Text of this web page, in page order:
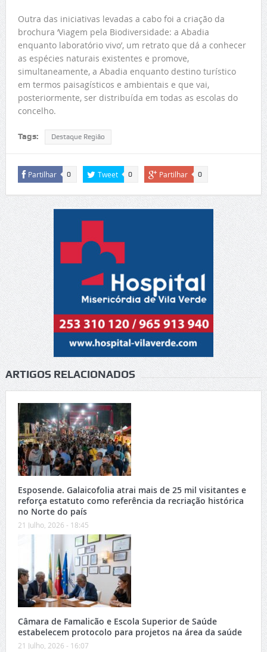
Outra das iniciativas levadas a cabo foi a criação da
brochura ‘Viagem pela Biodiversidade: a Abadia
enquanto laboratório vivo’, um retrato que dá a conhecer
as espécies naturais existentes e promove,
simultaneamente, a Abadia enquanto destino turístico
em termos paisagísticos e ambientais e que vai,
posteriormente, ser distribuída em todas as escolas do
concelho.
Tags: Destaque Região
Partilhar 0 Tweet 0 Partilhar 0
ARTIGOS RELACIONADOS
Esposende. Galaicofolia atrai mais de 25 mil visitantes e
reforça estatuto como referência da recriação histórica
no Norte do país
21 Julho, 2026 - 18:45
Câmara de Famalicão e Escola Superior de Saúde
estabelecem protocolo para projetos na área da saúde
21 Julho, 2026 - 16:07